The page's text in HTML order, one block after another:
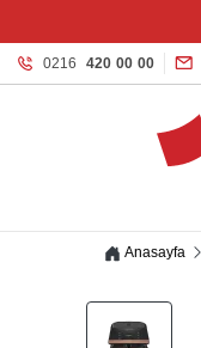
0216 420 00 00
Anasayfa